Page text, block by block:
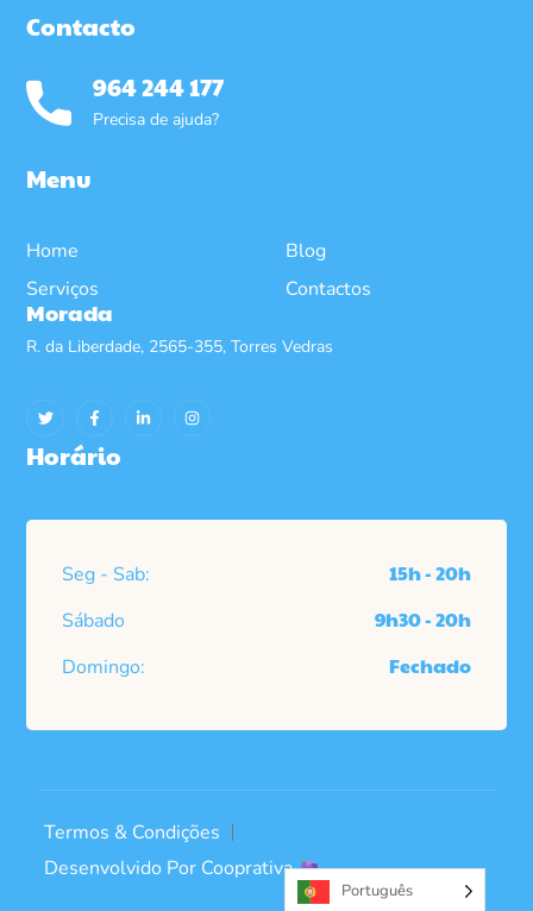
Contacto
964 244 177
Precisa de ajuda?
Menu
Home
Serviços
Blog
Contactos
Morada
R. da Liberdade, 2565-355, Torres Vedras
Horário
Seg - Sab: 15h - 20h
Sábado 9h30 - 20h
Domingo: Fechado
Termos & Condições
Desenvolvido Por Cooprativa
Português